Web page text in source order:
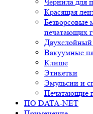
Красящая
Безворсовые
печатающих
Двухслойный
Вакуумные
Клише
Этикетки
Эмульсии и
Печатающие
ПО DATA-NET